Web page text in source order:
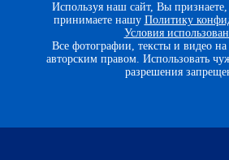
Используя наш сайт, Вы
принимаете нашу Политику
Условия
Все фотографии, тексты и видео
авторским правом. Использовать
разрешения